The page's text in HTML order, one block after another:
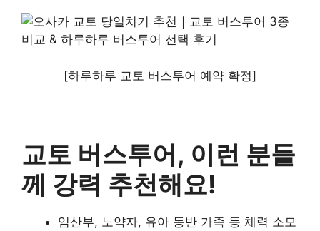
[하루하루 교토 버스투어 예약 확정]
교토 버스투어, 이런 분들
께 강력 추천해요!
임산부, 노약자, 유아 동반 가족 등 체력 소모